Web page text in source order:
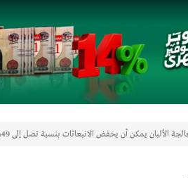
مستوحاة من النكهات البرازيلية
بشأن تغيُّر المناخ
واعدة
ويقدم العديد من العروض المجانية دعمًا للشمول
يمكن أن يخفض الانبعاثات بنسبة تصل إلى 49%